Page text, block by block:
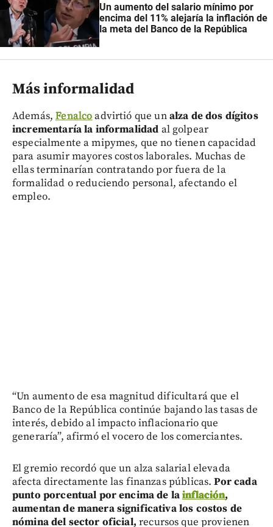
Un aumento del salario mínimo por
encima del 11% alejaría la inflación de
la meta del Banco de la República
Más informalidad
Además,Fenalcoadvirtió que unalza de dos dígitos
incrementaría la informalidad al golpear
especialmente a mipymes, que no tienen capacidad
para asumir mayores costos laborales. Muchas de
ellas terminarían contratando por fuera de la
formalidad o reduciendo personal, afectando el
empleo.
“Un aumento de esa magnitud dificultará que el
Banco de la República continúe bajando las tasas de
interés, debido al impacto inflacionario que
generaría”, afirmó el vocero de los comerciantes.
El gremio recordó que un alza salarial elevada
afecta directamente las finanzas públicas. Por cada
punto porcentual por encima de lainflación,
aumentan de manera significativa los costos de
nómina del sector oficial, recursos que provienen